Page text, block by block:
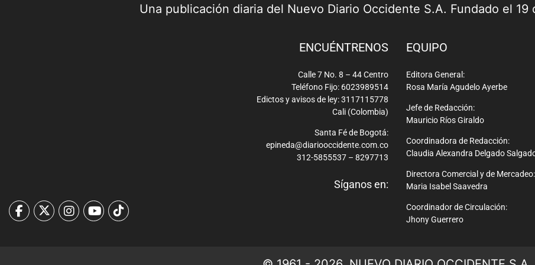
Una publicación diaria del Nuevo Diario Occidente S.A. Fundado el 19
ENCUÉNTRENOS
Calle 7 No. 8 – 44 Centro
Teléfono Fijo: 6023989514
Edictos y avisos de ley: 3117115778
Cali (Colombia)
Santa Fé de Bogotá:
epineda@diariooccidente.com.co
312-5855537 – 8297713
Síganos en:
EQUIPO
Editora General:
Rosa María Agudelo Ayerbe
Jefe de Redacción:
Mauricio Ríos Giraldo
Coordinadora de Redacción:
Claudia Alexandra Delgado
Directora Comercial y de Mercadeo:
Maria Isabel Saavedra
Coordinador de Circulación:
Jhony Guerrero